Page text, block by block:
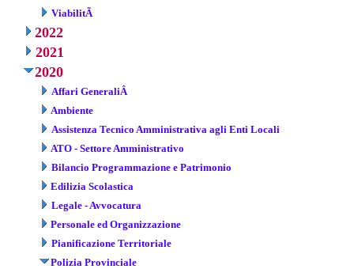
ViabilitÃ
2022
2021
2020
Affari GeneraliÂ
Ambiente
Assistenza Tecnico Amministrativa agli Enti Locali
ATO - Settore Amministrativo
Bilancio Programmazione e Patrimonio
Edilizia Scolastica
Legale - Avvocatura
Personale ed Organizzazione
Pianificazione Territoriale
Polizia Provinciale